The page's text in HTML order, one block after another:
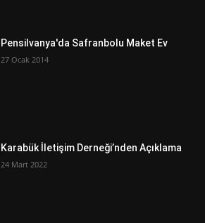
Pensilvanya'da Safranbolu Maket Ev
27 Ocak 2014
Karabük İletişim Derneği’nden Açıklama
24 Mart 2022